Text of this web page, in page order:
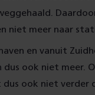
niet meer naar
en vanuit
ook niet meer.
ook niet verder